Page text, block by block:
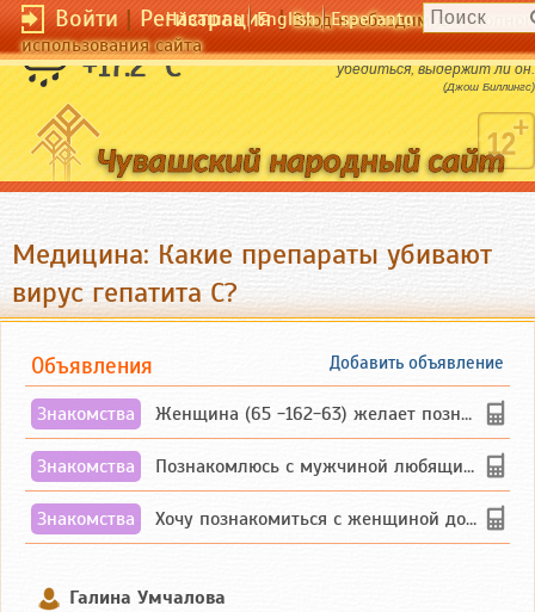
Войти|Регистрация|Вход необходим для
использования сайта
Чӑвашла English Esperanto
+17.2 °C
Чем тоньше лед, тем больше хочется
убедиться, выдержит ли он.
(Джош Биллингс)
Медицина: Какие препараты убивают
вирус гепатита С?
Добавить объявление
Объявления
Знакомства Женщина (65 -162-63) желает познакомиться с одиноким, добродушным, без вредных ...
Знакомства Познакомлюсь с мужчиной любящим танцевать и петь на родном чувашском языке
Знакомства Хочу познакомиться с женщиной до 55 лет чувашской или русской национальности дл...
Галина Умчалова